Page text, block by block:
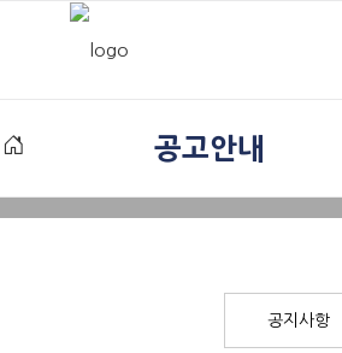
공고안내
공지사항